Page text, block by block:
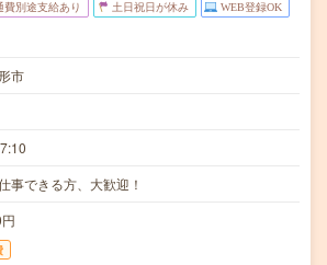
費別途支給あり 土日祝日が休み WEB登録OK
市
事できる方、大歓迎！